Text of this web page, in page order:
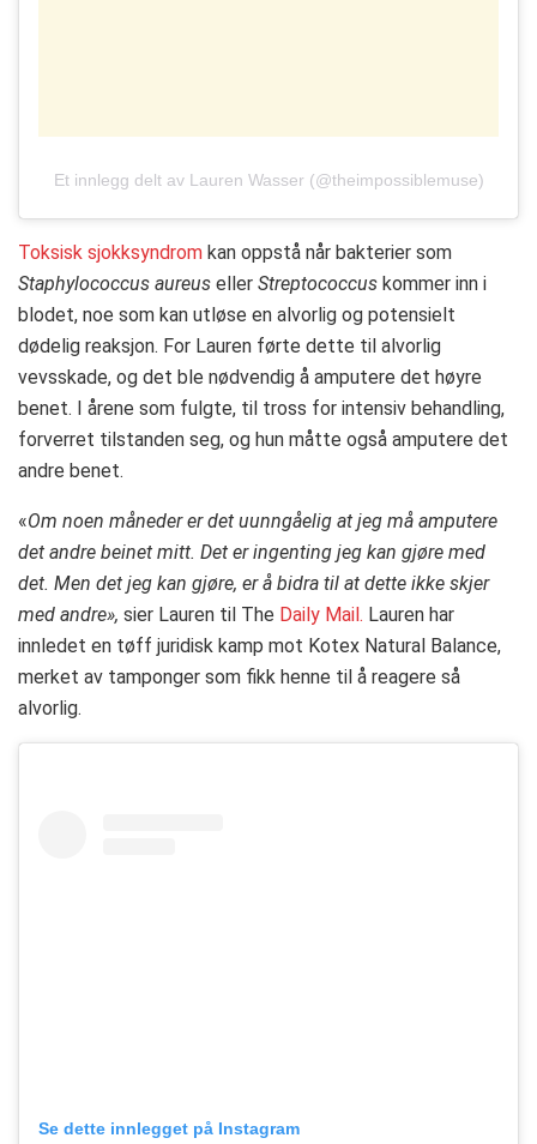
Et innlegg delt av Lauren Wasser (@theimpossiblemuse)
Toksisk sjokksyndrom kan oppstå når bakterier som
Staphylococcus aureus eller Streptococcus kommer inn i
blodet, noe som kan utløse en alvorlig og potensielt
dødelig reaksjon. For Lauren førte dette til alvorlig
vevsskade, og det ble nødvendig å amputere det høyre
benet. I årene som fulgte, til tross for intensiv behandling,
forverret tilstanden seg, og hun måtte også amputere det
andre benet.
«Om noen måneder er det uunngåelig at jeg må amputere
det andre beinet mitt. Det er ingenting jeg kan gjøre med
det. Men det jeg kan gjøre, er å bidra til at dette ikke skjer
med andre», sier Lauren til The Daily Mail. Lauren har
innledet en tøff juridisk kamp mot Kotex Natural Balance,
merket av tamponger som fikk henne til å reagere så
alvorlig.
Se dette innlegget på Instagram